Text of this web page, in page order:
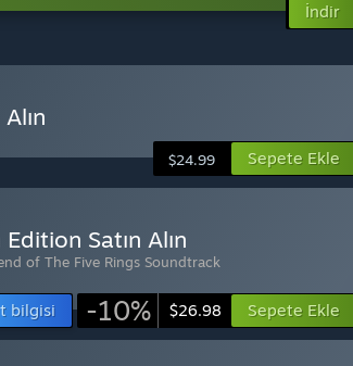
İndir
$24.99 Sepete Ekle
Satın Alın
of The Five Rings Soundtrack
bilgisi -10% $26.98 Sepete Ekle